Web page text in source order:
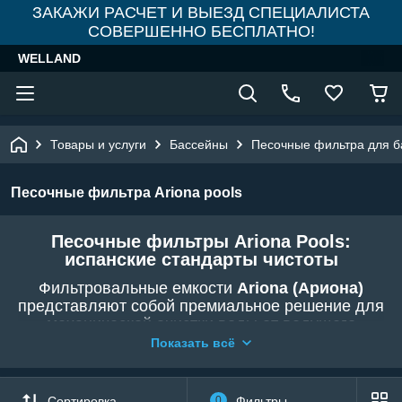
ЗАКАЖИ РАСЧЕТ И ВЫЕЗД СПЕЦИАЛИСТА
СОВЕРШЕННО БЕСПЛАТНО!
WELLAND
Товары и услуги Бассейны Песочные фильтра для
Песочные фильтра Ariona pools
Песочные фильтры Ariona Pools:
испанские стандарты чистоты
Фильтровальные емкости Ariona (Ариона)
представляют собой премиальное решение для
механической очистки воды от ведущего
испанского производителя. В магазине
другие, которые отличаются исключительной
прочностью корпуса и высокой
Показать всё